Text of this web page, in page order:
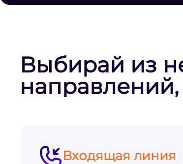
Выбирай из
Входящая линия